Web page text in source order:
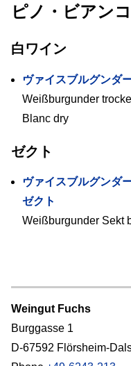
ピノ・ビアンコ
白ワイン
ヴァイスブルグンダ
Weißburgunder
Blanc dry
ゼクト
ヴァイスブルグンダ
ゼクト
Weißburgunder Sekt
Weingut Fuchs
Burggasse 1
D-67592 Flörsheim-